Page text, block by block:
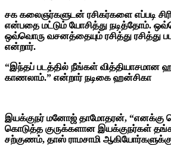
சக கலைஞர்களுடன் ரசிகர்களை எப்படி
என்பதை மட்டும் யோசித்து நடித்தோம்.
ஒவ்வொரு வசனத்தையும் ரசித்து ரசித்து
என்றார்.
“இந்தப் படத்தில் நீங்கள் வித்தியாசமான
காணலாம்.” என்றார் நடிகை ஹன்சிகா
இயக்குநர் மனோஜ் தாமோதரன், “எனக்கு
கொடுத்த குருக்களான இயக்குநர்கள்
சற்குணம், தாஸ் ராமசாமி